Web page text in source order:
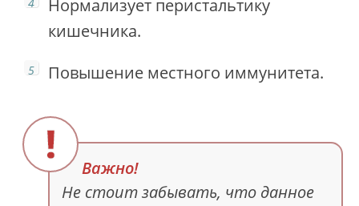
Нормализует перистальтику
кишечника.
Повышение местного иммунитета.
Не стоит забывать, что данное